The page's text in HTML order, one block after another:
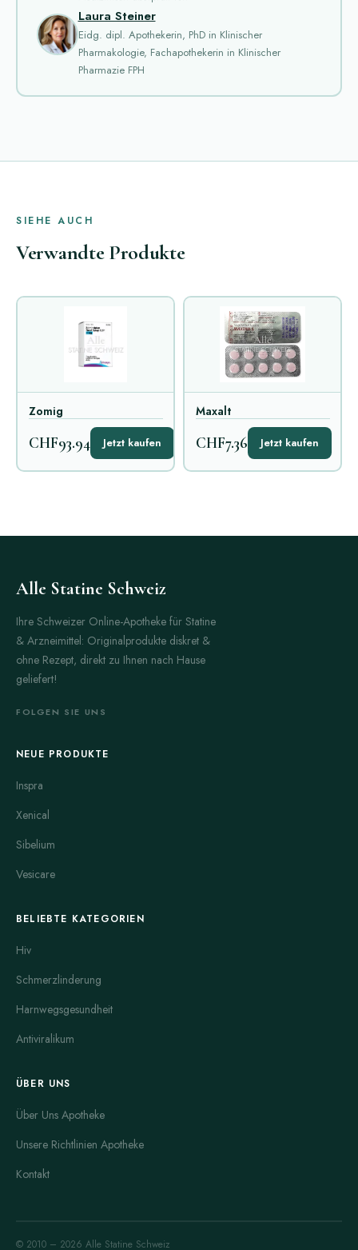
Laura Steiner
Eidg. dipl. Apothekerin, PhD in Klinischer
Pharmakologie, Fachapothekerin in Klinischer
Pharmazie FPH
SIEHE AUCH
Verwandte Produkte
Zomig
CHF93.94 Jetzt kaufen
Maxalt
CHF7.36 Jetzt kaufen
Alle Statine Schweiz
Ihre Schweizer Online-Apotheke für Statine
& Arzneimittel: Originalprodukte diskret &
ohne Rezept, direkt zu Ihnen nach Hause
geliefert!
FOLGEN SIE UNS
NEUE PRODUKTE
Inspra
Xenical
Sibelium
Vesicare
BELIEBTE KATEGORIEN
Hiv
Schmerzlinderung
Harnwegsgesundheit
Antiviralikum
ÜBER UNS
Über Uns Apotheke
Unsere Richtlinien Apotheke
Kontakt
© 2010 – 2026 Alle Statine Schweiz